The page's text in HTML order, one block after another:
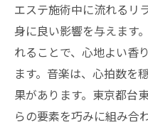
エステ施術中に流れるリ
身に良い影響を与えます
れることで、心地よい香
ます。音楽は、心拍数を
果があります。東京都台
らの要素を巧みに組み合